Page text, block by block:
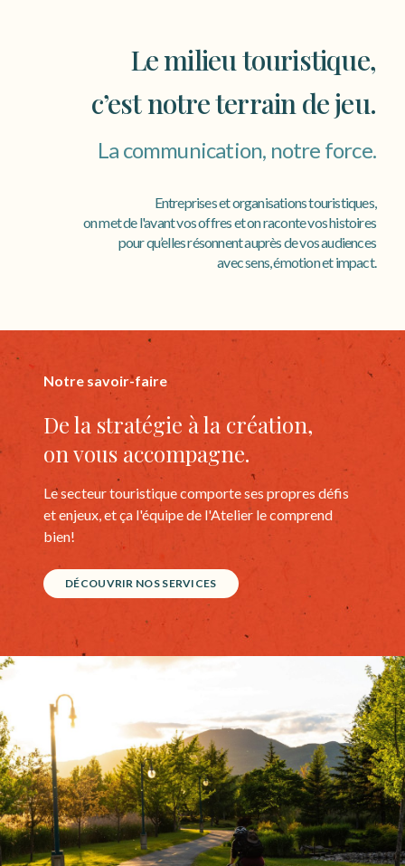
Le milieu touristique,
c’est notre terrain de jeu.
La communication, notre force.
Entreprises et organisations touristiques,
on met de l'avant vos offres et on raconte vos histoires
pour qu’elles résonnent auprès de vos audiences
avec sens, émotion et impact.
Notre savoir-faire
De la stratégie à la création,
on vous accompagne.
Le secteur touristique comporte ses propres défis
et enjeux, et ça l'équipe de l'Atelier le comprend
bien!
DÉCOUVRIR NOS SERVICES